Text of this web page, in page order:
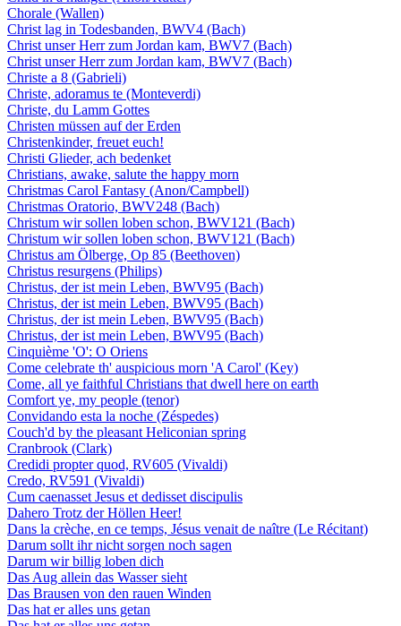
Chorale (Wallen)
Christ lag in Todesbanden, BWV4 (Bach)
Christ unser Herr zum Jordan kam, BWV7 (Bach)
Christ unser Herr zum Jordan kam, BWV7 (Bach)
Christe a 8 (Gabrieli)
Christe, adoramus te (Monteverdi)
Christe, du Lamm Gottes
Christen müssen auf der Erden
Christenkinder, freuet euch!
Christi Glieder, ach bedenket
Christians, awake, salute the happy morn
Christmas Carol Fantasy (Anon/Campbell)
Christmas Oratorio, BWV248 (Bach)
Christum wir sollen loben schon, BWV121 (Bach)
Christum wir sollen loben schon, BWV121 (Bach)
Christus am Ölberge, Op 85 (Beethoven)
Christus resurgens (Philips)
Christus, der ist mein Leben, BWV95 (Bach)
Christus, der ist mein Leben, BWV95 (Bach)
Christus, der ist mein Leben, BWV95 (Bach)
Christus, der ist mein Leben, BWV95 (Bach)
Cinquième 'O': O Oriens
Come celebrate th' auspicious morn 'A Carol' (Key)
Come, all ye faithful Christians that dwell here on earth
Comfort ye, my people (tenor)
Convidando esta la noche (Zéspedes)
Couch'd by the pleasant Heliconian spring
Cranbrook (Clark)
Credidi propter quod, RV605 (Vivaldi)
Credo, RV591 (Vivaldi)
Cum caenasset Jesus et dedisset discipulis
Dahero Trotz der Höllen Heer!
Dans la crèche, en ce temps, Jésus venait de naître (Le Récitant)
Darum sollt ihr nicht sorgen noch sagen
Darum wir billig loben dich
Das Aug allein das Wasser sieht
Das Brausen von den rauen Winden
Das hat er alles uns getan